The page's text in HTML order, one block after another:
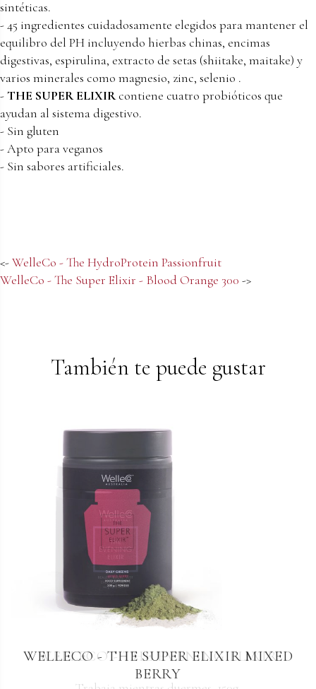
sintéticas.
- 45 ingredientes cuidadosamente elegidos para mantener el
equilibro del PH incluyendo hierbas chinas, encimas
digestivas, espirulina, extracto de setas (shiitake, maitake) y
varios minerales como magnesio, zinc, selenio .
-THE SUPER ELIXIRcontiene cuatro probióticos que
ayudan al sistema digestivo.
- Sin gluten
- Apto para veganos
- Sin sabores artificiales.
<-WelleCo - The HydroProtein Passionfruit
WelleCo - The Super Elixir - Blood Orange 300 ->
También te puede gustar
WELLECO - THE SUPER ELIXIR MIXED
BERRY